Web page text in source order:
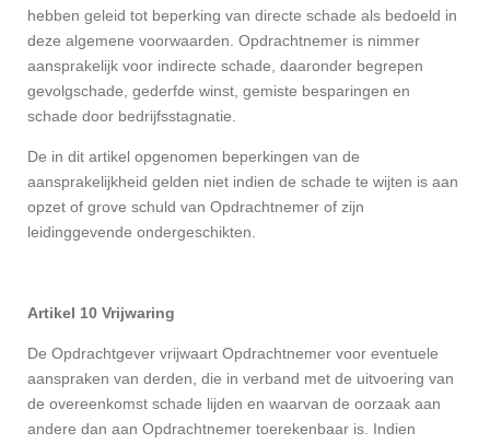
hebben geleid tot beperking van directe schade als bedoeld in
deze algemene voorwaarden. Opdrachtnemer is nimmer
aansprakelijk voor indirecte schade, daaronder begrepen
gevolgschade, gederfde winst, gemiste besparingen en
schade door bedrijfsstagnatie.
De in dit artikel opgenomen beperkingen van de
aansprakelijkheid gelden niet indien de schade te wijten is aan
opzet of grove schuld van Opdrachtnemer of zijn
leidinggevende ondergeschikten.
Artikel 10 Vrijwaring
De Opdrachtgever vrijwaart Opdrachtnemer voor eventuele
aanspraken van derden, die in verband met de uitvoering van
de overeenkomst schade lijden en waarvan de oorzaak aan
andere dan aan Opdrachtnemer toerekenbaar is. Indien